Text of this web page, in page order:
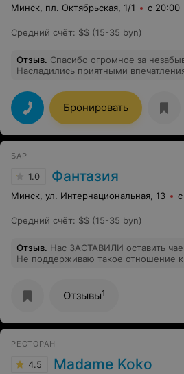
Минск, пл. Октябрьская, 1/1 с 20:00
Средний счёт: $$ (15-35 byn)
Отзыв. Спасибо огромное за
Насладились приятными
Германии к подруге в гости и
центр». Вы молодцы! Сервис
«Юрий» обслуживал наш столик!
Бронировать
БАР
1.0 Фантазия
Минск, ул. Интернациональная, 13
Средний счёт: $$ (15-35 byn)
Отзыв. Нас ЗАСТАВИЛИ оставить
Не поддерживаю такое отношение
Отзывы1
РЕСТОРАН
4.5 Madame Koko